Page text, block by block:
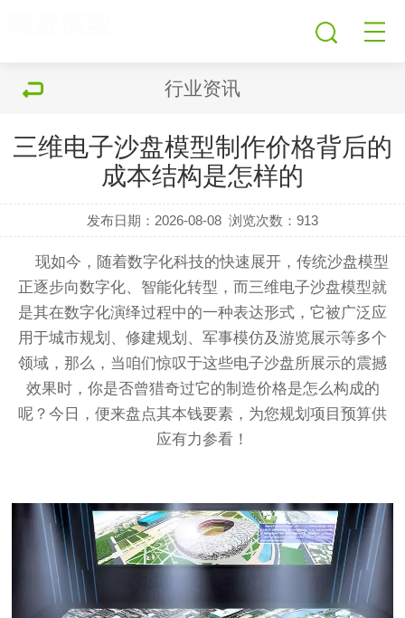
行业资讯
三维电子沙盘模型制作价格背后的
成本结构是怎样的
发布日期：2026-08-08 浏览次数：913
现如今，随着数字化科技的快速展开，传统沙盘模型
正逐步向数字化、智能化转型，而三维电子沙盘模型就
是其在数字化演绎过程中的一种表达形式，它被广泛应
用于城市规划、修建规划、军事模仿及游览展示等多个
领域，那么，当咱们惊叹于这些电子沙盘所展示的震撼
效果时，你是否曾猎奇过它的制造价格是怎么构成的
呢？今日，便来盘点其本钱要素，为您规划项目预算供
应有力参看！